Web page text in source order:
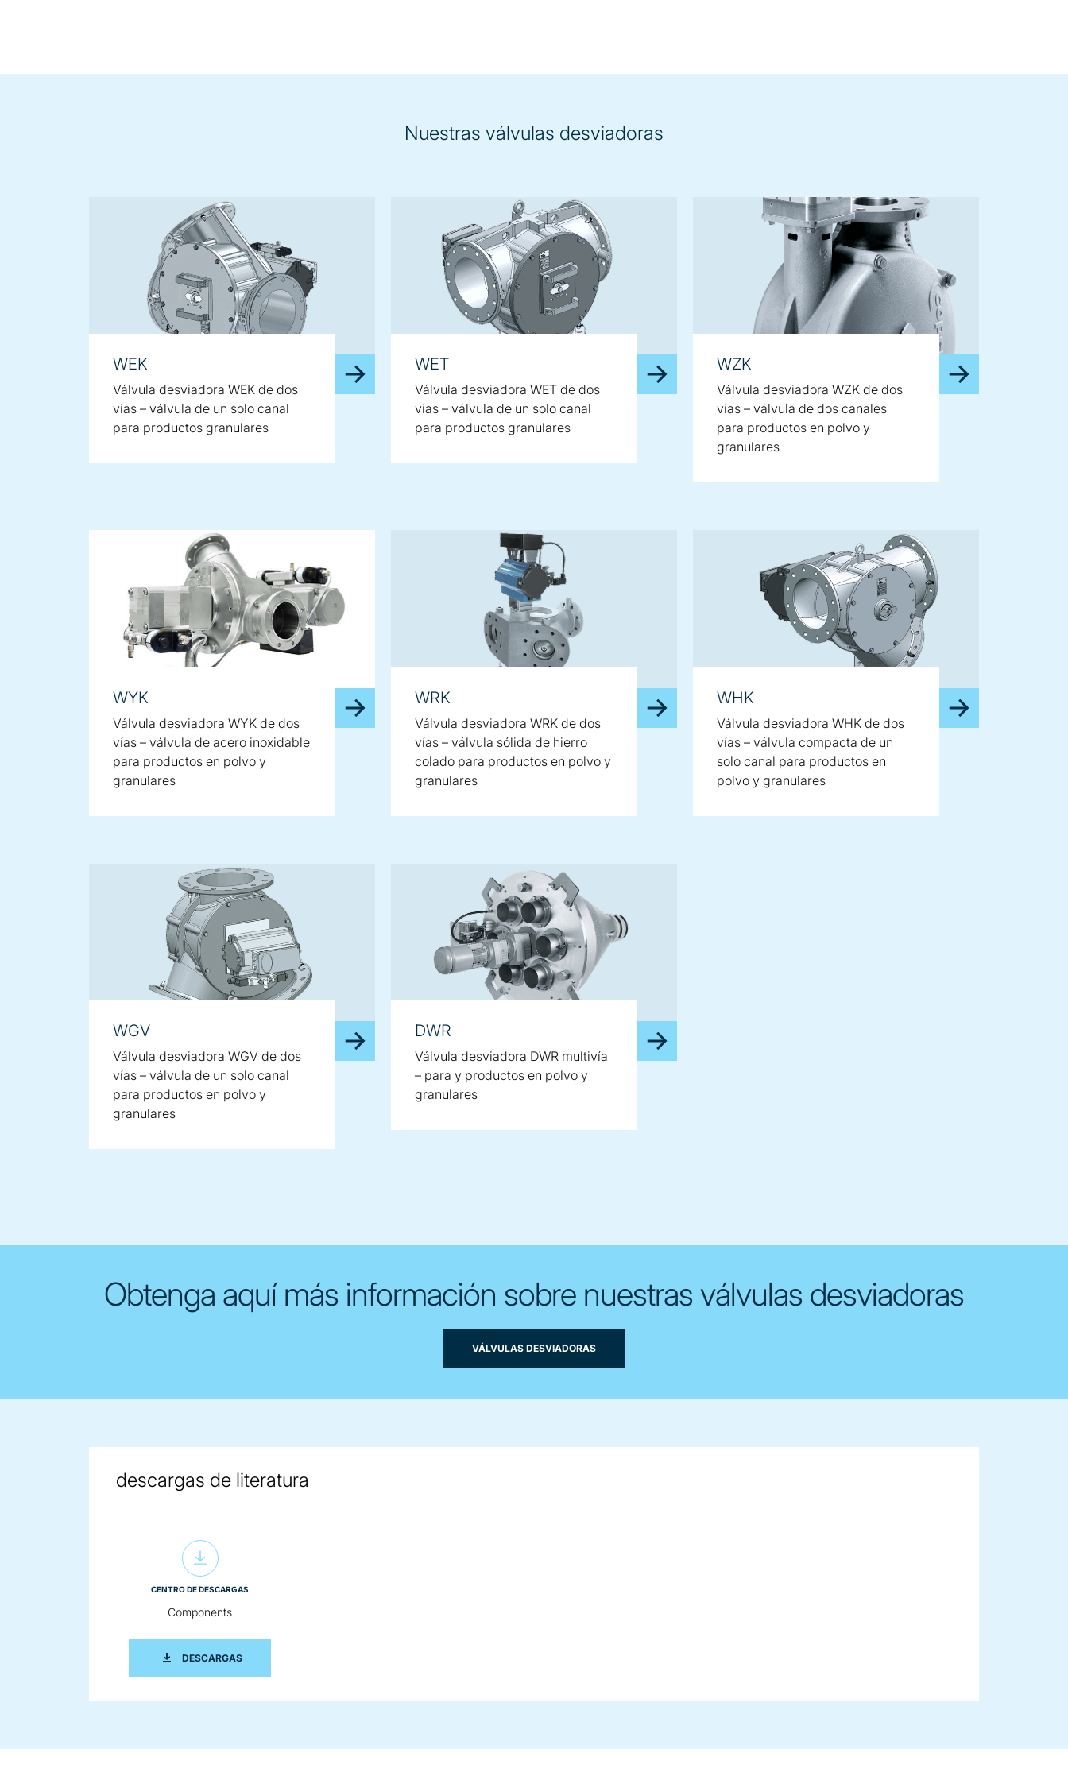
Nuestras válvulas desviadoras
WEK
Válvula desviadora WEK de dos
vías – válvula de un solo canal
para productos granulares
WET
Válvula desviadora WET de dos
vías – válvula de un solo canal
para productos granulares
WZK
Válvula desviadora WZK de dos
vías – válvula de dos canales
para productos en polvo y
granulares
WYK
Válvula desviadora WYK de dos
vías – válvula de acero inoxidable
para productos en polvo y
granulares
WRK
Válvula desviadora WRK de dos
vías – válvula sólida de hierro
colado para productos en polvo y
granulares
WHK
Válvula desviadora WHK de dos
vías – válvula compacta de un
solo canal para productos en
polvo y granulares
WGV
Válvula desviadora WGV de dos
vías – válvula de un solo canal
para productos en polvo y
granulares
DWR
Válvula desviadora DWR multivía
– para y productos en polvo y
granulares
Obtenga aquí más información sobre nuestras válvulas desviadoras
VÁLVULAS DESVIADORAS
descargas de literatura
CENTRO DE DESCARGAS
Components
DESCARGASCOMPONENTS